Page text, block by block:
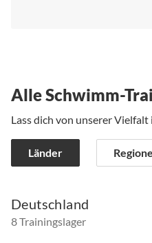
Alle Schwimm-
Lass dich von unserer
Länder
Deutschland
8 Trainingslager